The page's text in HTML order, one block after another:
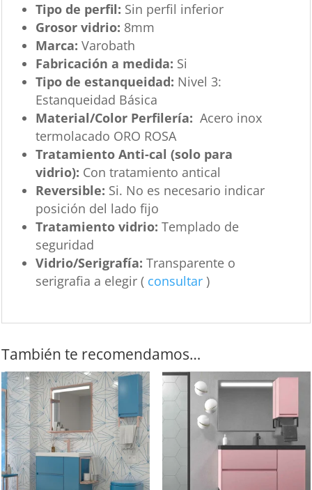
Tipo de perfil: Sin perfil inferior
Grosor vidrio: 8mm
Marca:Varobath
Fabricación a medida: Si
Tipo de estanqueidad: Nivel 3:
Estanqueidad Básica
Material/Color Perfilería: Acero inox
termolacado ORO ROSA
Tratamiento Anti-cal (solo para
vidrio): Con tratamiento antical
Reversible: Si. No es necesario indicar
posición del lado fijo
Tratamiento vidrio: Templado de
seguridad
Vidrio/Serigrafía: Transparente o
serigrafia a elegir ( consultar )
También te recomendamos…